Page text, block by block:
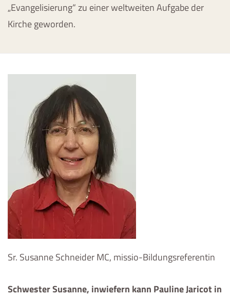
„Evangelisierung“ zu einer weltweiten Aufgabe der
Kirche geworden.
Sr. Susanne Schneider MC, missio-Bildungsreferentin
Schwester Susanne, inwiefern kann Pauline Jaricot in